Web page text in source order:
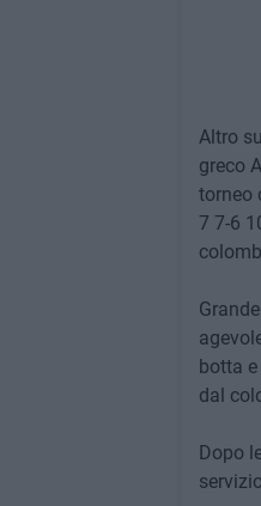
Altro
greco
torneo
7 7-6
botta
dal
Dopo